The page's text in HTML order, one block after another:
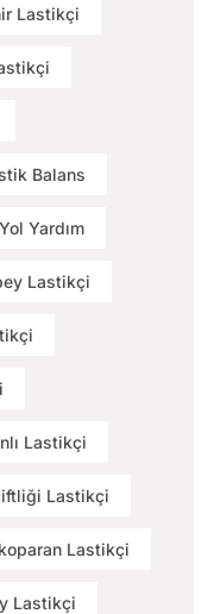
Lastikçi
Balans
Yardım
Lastikçi
Lastikçi
Lastikçi
Lastikçi
Lastikçi